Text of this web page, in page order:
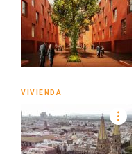
VIVIENDA